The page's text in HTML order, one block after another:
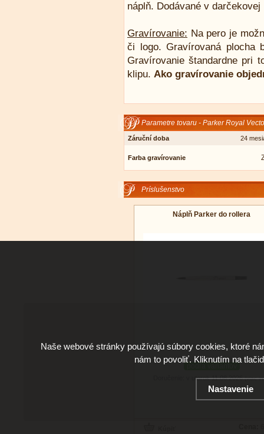
náplň. Dodávané v
Gravírovanie: Na pero je
či logo. Gravírovaná plocha
Gravírovanie štandardne pri
klipu. Ako gravírovanie
Parametre tovaru - Parker Royal
Záruční doba 24
Farba gravírovanie
Príslušenstvo
Náplň Parker do rollera
Doručenie: v utorok 11.08.2026(viac
Naše webové stránky používajú súbory cookies, ktoré
nám to povoliť. Kliknutím na
Nastavenie